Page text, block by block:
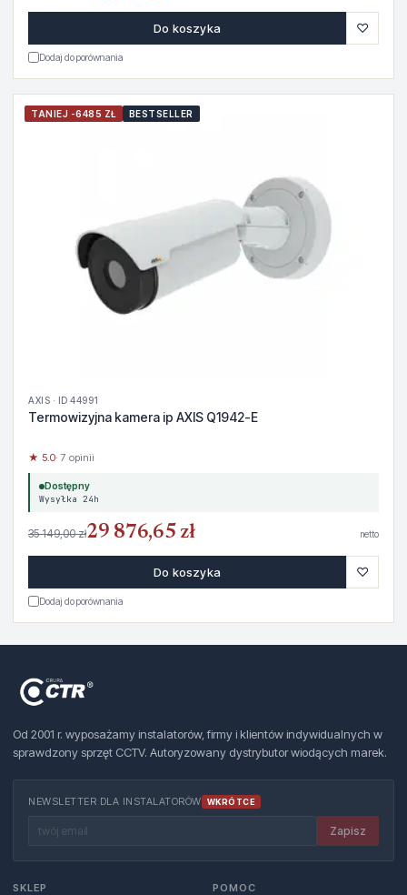
Do koszyka ♡
Dodaj do porównania
TANIEJ -6485 ZŁ BESTSELLER
AXIS · ID 44991
Termowizyjna kamera ip AXIS Q1942-E
★ 5.0· 7 opinii
Dostępny
Wysyłka 24h
35 149,00 zł29 876,65 zł netto
Do koszyka ♡
Dodaj do porównania
Od 2001 r. wyposażamy instalatorów, firmy i klientów indywidualnych w
sprawdzony sprzęt CCTV. Autoryzowany dystrybutor wiodących marek.
NEWSLETTER DLA INSTALATORÓW WKRÓTCE
Zapisz
SKLEP POMOC